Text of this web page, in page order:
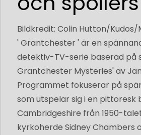
Bildkredit: Colin Hutton/
' Grantchester ' är en
detektiv-TV-serie baserad på
Grantchester Mysteries' av
Programmet fokuserar på
som utspelar sig i en pittoresk
Cambridgeshire från 1950-
kyrkoherde Sidney Chambers